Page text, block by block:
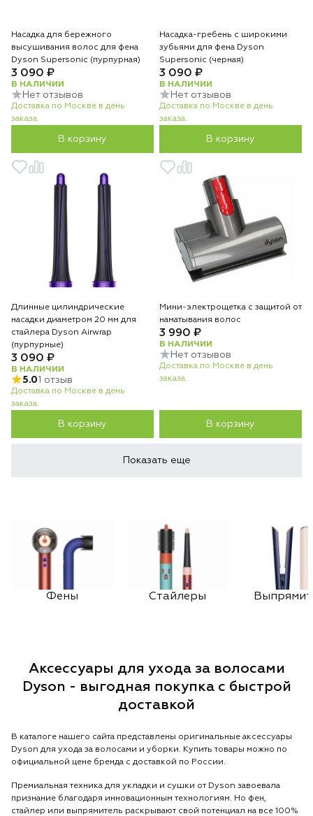
Насадка для бережного
высушивания волос для фена
Dyson Supersonic (пурпурная)
3 090 ₽
В НАЛИЧИИ
Нет отзывов
Доставка по Москве в день
заказа.
В корзину
Насадка-гребень с широкими
зубьями для фена Dyson
Supersonic (черная)
3 090 ₽
В НАЛИЧИИ
Нет отзывов
Доставка по Москве в день
заказа.
В корзину
Длинные цилиндрические
насадки диаметром 20 мм для
стайлера Dyson Airwrap
(пурпурные)
3 090 ₽
В НАЛИЧИИ
5.01 отзыв
Доставка по Москве в день
заказа.
В корзину
Мини-электрощетка с защитой от
наматывания волос
3 990 ₽
В НАЛИЧИИ
Нет отзывов
Доставка по Москве в день
заказа.
В корзину
Показать еще
Фены Стайлеры
Аксессуары для ухода за волосами
Dyson - выгодная покупка с быстрой
доставкой
В каталоге нашего сайта представлены оригинальные аксессуары
Dyson для ухода за волосами и уборки. Купить товары можно по
официальной цене бренда с доставкой по России.
Премиальная техника для укладки и сушки от Dyson завоевала
признание благодаря инновационным технологиям. Но фен,
стайлер или выпрямитель раскрывают свой потенциал на все 100%